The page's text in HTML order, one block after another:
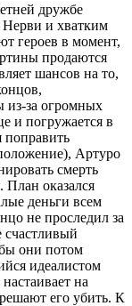
дружбе
и хватким
героев в момент,
продаются
шансов на то,
из-за огромных
и погружается в
поправить
Артуро
смерть
оказался
деньги всем
не проследил за
счастливый
они потом
идеалистом
на
его убить. К